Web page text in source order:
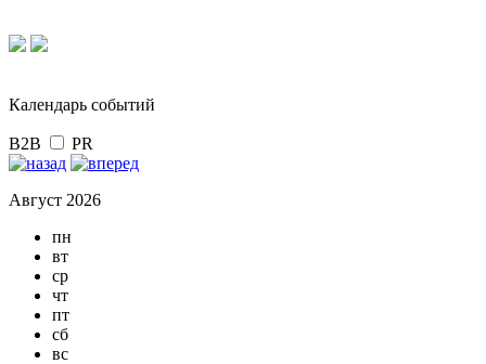
Календарь событий
B2B PR
Август 2026
пн
вт
ср
чт
пт
сб
вс